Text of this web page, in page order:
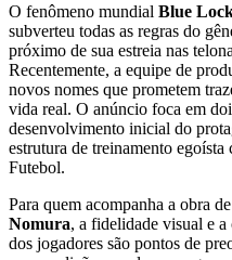
O fenômeno mundial Blue
subverteu todas as regras do
próximo de sua estreia nas
Recentemente, a equipe de
novos nomes que prometem
vida real. O anúncio foca em
desenvolvimento inicial do
estrutura de treinamento
Futebol.
Para quem acompanha a obra de
Nomura, a fidelidade visual e
dos jogadores são pontos de